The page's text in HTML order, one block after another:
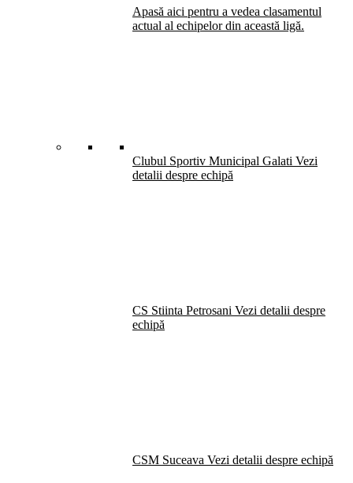
Apasă aici pentru a vedea clasamentul
actual al echipelor din această ligă.
Clubul Sportiv Municipal Galati Vezi
detalii despre echipă
CS Stiinta Petrosani Vezi detalii despre
echipă
CSM Suceava Vezi detalii despre echipă